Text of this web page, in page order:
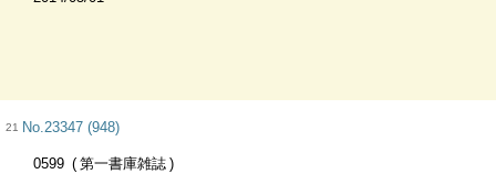
21 No.23347 (948)
0599
第一書庫雑誌